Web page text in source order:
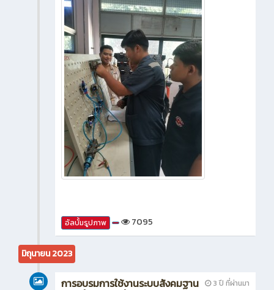
อัลบั้มรูปภาพ 7095
มิถุนายน 2023
3 ปี ที่ผ่านมา
การอบรมการใช้งานระบบสังคมฐาน